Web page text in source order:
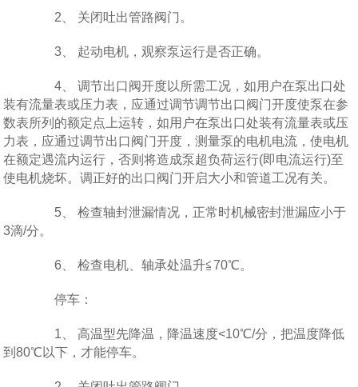
2、 关闭吐出管路阀门。
3、 起动电机，观察泵运行是否正确。
4、 调节出口阀开度以所需工况，如用户在泵出口处
装有流量表或压力表，应通过调节调节出口阀门开度使泵在参
数表所列的额定点上运转，如用户在泵出口处装有流量表或压
力表，应通过调节出口阀门开度，测量泵的电机电流，使电机
在额定遇流内运行，否则将造成泵超负荷运行(即电流运行)至
使电机烧坏。调正好的出口阀门开启大小和管道工况有关。
5、 检查轴封泄漏情况，正常时机械密封泄漏应小于
3滴/分。
6、 检查电机、轴承处温升≦70℃。
停车：
1、 高温型先降温，降温速度<10℃/分，把温度降低
到80℃以下，才能停车。